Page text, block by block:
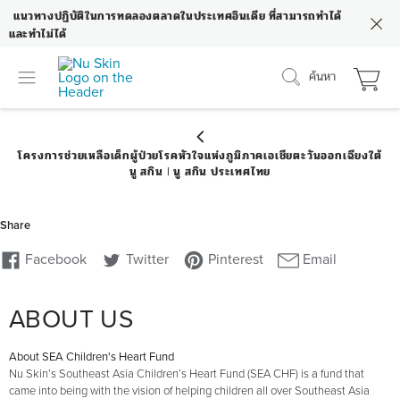
แนวทางปฏิบัติในการทดลองตลาดในประเทศอินเดีย ที่สามารถทำได้
และทำไม่ได้
ค้นหา
ABOUT US
About SEA Children's Heart Fund
Nu Skin’s Southeast Asia Children’s Heart Fund (SEA CHF) is a fund that
came into being with the vision of helping children all over Southeast Asia